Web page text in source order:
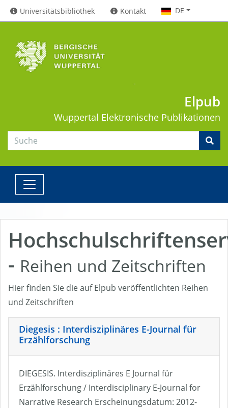
Universitätsbibliothek Kontakt DE
Elpub
Wuppertal Elektronische Publikationen
- Reihen und Zeitschriften
Hier finden Sie die auf Elpub veröffentlichten Reihen
und Zeitschriften
Diegesis : Interdisziplinäres E-Journal für
Erzählforschung
DIEGESIS. Interdisziplinäres E Journal für
Erzählforschung / Interdisciplinary E-Journal for
Narrative Research Erscheinungsdatum: 2012-